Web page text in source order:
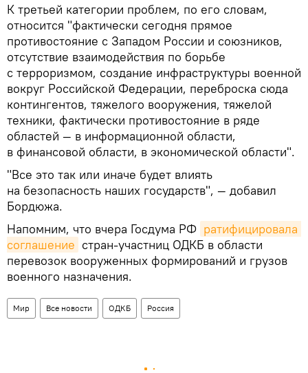
К третьей категории проблем, по его словам,
относится "фактически сегодня прямое
противостояние с Западом России и союзников,
отсутствие взаимодействия по борьбе
с терроризмом, создание инфраструктуры военной
вокруг Российской Федерации, переброска сюда
контингентов, тяжелого вооружения, тяжелой
техники, фактически противостояние в ряде
областей — в информационной области,
в финансовой области, в экономической области".
"Все это так или иначе будет влиять
на безопасность наших государств", — добавил
Бордюжа.
Напомним, что вчера Госдума РФ ратифицировала
соглашение стран-участниц ОДКБ в области
перевозок вооруженных формирований и грузов
военного назначения.
Мир Все новости ОДКБ Россия